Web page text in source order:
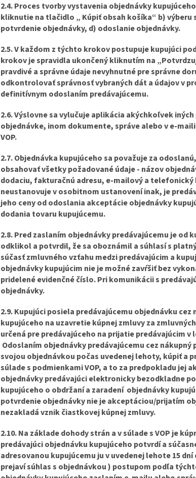
2.4. Proces tvorby vystavenia objednávky
kliknutie na tlačidlo „ Kúpiť obsah košíka“ b) výberu
potvrdenie objednávky, d) odoslanie objednávky.
2.5. V každom z týchto krokov postupuje kupujúci
krokov je spravidla ukončený kliknutím na
pravdivé a správne údaje nevyhnutné pre správne
odkontrolovať správnosť vybraných dát a údajov v
definitívnym odoslaním predávajúcemu.
2.6. Výslovne sa vylučuje aplikácia akýchkoľvek
objednávke, inom dokumente, správe alebo v e-
VOP.
2.7. Objednávka kupujúceho sa považuje za
obsahovať všetky požadované údaje - názov
dodaciu, fakturačnú adresu, e-mailový a telefonický
neustanovuje v osobitnom ustanovení inak, je
jeho ceny od odoslania akceptácie objednávky
dodania tovaru kupujúcemu.
2.8. Pred zaslaním objednávky predávajúcemu je od
odklikol a potvrdil, že sa oboznámil a súhlasí s
súčasť zmluvného vzťahu medzi predávajúcim a
objednávky kupujúcim nie je možné zavŕšiť bez
pridelené evidenčné číslo. Pri komunikácii s
objednávky.
2.9. Kupujúci posiela predávajúcemu objednávku
kupujúceho na uzavretie kúpnej zmluvy za
určená pre predávajúceho na prijatie predávajúcim
Odoslaním objednávky predávajúcemu cez
svojou objednávkou počas uvedenej lehoty, kúpiť a
súlade s podmienkami VOP, a to za predpokladu jej
objednávky predávajúci elektronicky bezodkladne
kupujúceho o obdržaní a zaradení objednávky
potvrdenie objednávky nie je akceptáciou/prijatím
nezakladá vznik čiastkovej kúpnej zmluvy.
2.10. Na základe dohody strán a v súlade s VOP je
predávajúci objednávku kupujúceho potvrdí a
adresovanou kupujúcemu ju v uvedenej lehote 15
prejaví súhlas s objednávkou ) postupom podľa